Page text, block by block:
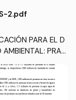
2.pdf
PARA EL D
PRAC